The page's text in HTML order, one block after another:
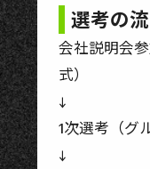
選考の
会社説明会
式）
↓
1次選考（グ
↓